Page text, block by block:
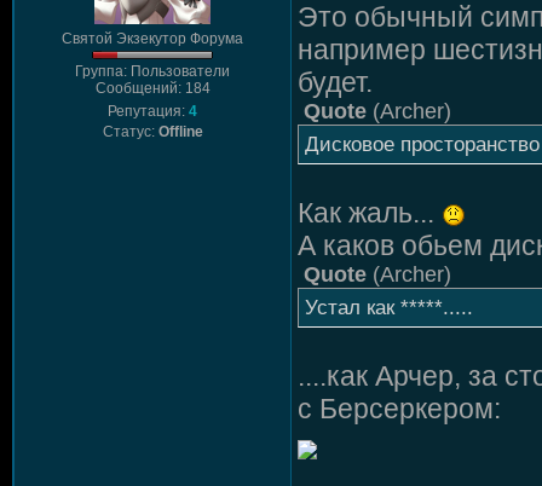
Святой Экзекутор Форума
Группа: Пользователи
Сообщений: 184
Репутация: 4
Статус: Offline
Это обычный
например
будет.
Quote (Archer)
Дисковое
Как жаль...
А каков обьем
Quote (Archer)
Устал как *****.....
....как Арчер, за
с Берсеркером: